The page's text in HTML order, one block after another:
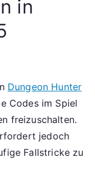
in
Dungeon Hunter
Codes im Spiel
freizuschalten.
jedoch
Fallstricke zu